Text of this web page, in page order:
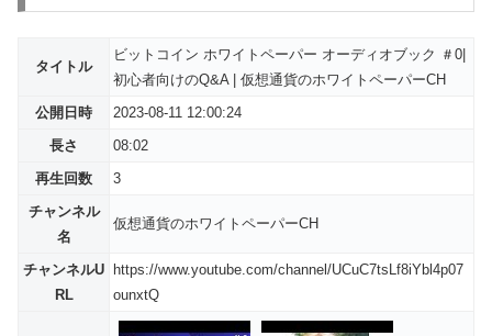
タイトル
ビットコイン ホワイトペーパー オーディオブック ＃0|
初心者向けのQ&A | 仮想通貨のホワイトペーパーCH
公開日時
2023-08-11 12:00:24
長さ
08:02
再生回数
3
チャンネル
名
仮想通貨のホワイトペーパーCH
チャンネルU
RL
https://www.youtube.com/channel/UCuC7tsLf8iYbl4p07
ounxtQ